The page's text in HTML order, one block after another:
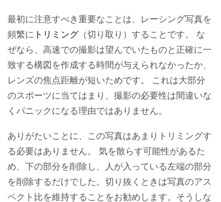
最初に注意すべき重要なことは、レーシング写真を
頻繁に
トリミング （切り取り）することです。 な
ぜなら、高速での撮影は望んでいたものと正確に一
致する構図を作成する時間が与えられなかったか、
レンズの焦点距離が短いためです。 これは大部分
のスポーツに当てはまり、撮影の必要性は間違いな
くパニックになる理由ではありません。
ありがたいことに、この写真はあまりトリミングす
る必要はありません。 気を散らす可能性があるた
め、下の部分を削除し、人が入っている左端の部分
を削除するだけでした。切り抜くときは写真のアス
ペクト比を維持することをお勧めします。そうしな